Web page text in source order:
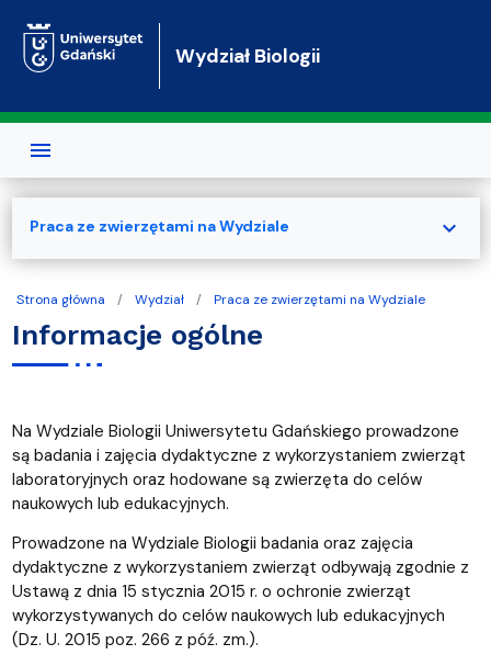
Wydział Biologii
Strona główna Wydział Praca ze zwierzętami na Wydziale
Informacje ogólne
Na Wydziale Biologii Uniwersytetu Gdańskiego prowadzone
są badania i zajęcia dydaktyczne z wykorzystaniem zwierząt
laboratoryjnych oraz hodowane są zwierzęta do celów
naukowych lub edukacyjnych.
Prowadzone na Wydziale Biologii badania oraz zajęcia
dydaktyczne z wykorzystaniem zwierząt odbywają zgodnie z
Ustawą z dnia 15 stycznia 2015 r. o ochronie zwierząt
wykorzystywanych do celów naukowych lub edukacyjnych
(Dz. U. 2015 poz. 266 z póź. zm.).
Praca ze zwierzętami na Wydziale expand_more